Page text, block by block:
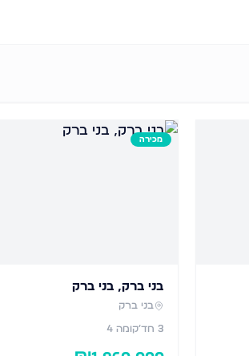
מכירה
בני ברק, בני ברק
בני ברק
3 חד׳קומה 4